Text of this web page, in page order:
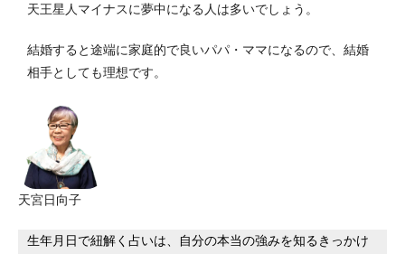
天王星人マイナスに夢中になる人は多いでしょう。
結婚すると途端に家庭的で良いパパ・ママになるので、結婚
相手としても理想です。
天宮日向子
生年月日で紐解く占いは、自分の本当の強みを知るきっかけ